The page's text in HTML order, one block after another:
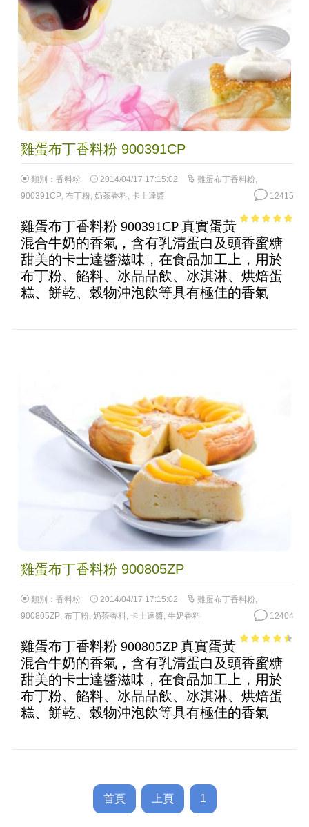
雞蛋布丁香料粉 900391CP
類別： 香料粉 2014/04/17 17:15:02 雞蛋布丁香料粉,
900391CP, 布丁粉, 奶茶香料, 卡士達醬 12415
5
雞蛋布丁香料粉 900391CP 真實蛋黃
混合牛奶的香氣，含有乳清蛋白及頭香蜜糖
甜美的卡士達醬滋味，在食品加工上，用於
布丁粉、餡料、冰品品飲、冰淇淋、烘焙蛋
糕、餅乾、穀物沖泡飲等具有極佳的香氣
雞蛋布丁香料粉 900805ZP
類別： 香料粉 2014/04/17 17:15:02 雞蛋布丁香料粉,
900805ZP, 布丁粉, 奶茶香料, 卡士達醬, 牛奶香料 12404
of 5
雞蛋布丁香料粉 900805ZP 真實蛋黃
混合牛奶的香氣，含有乳清蛋白及頭香蜜糖
甜美的卡士達醬滋味，在食品加工上，用於
布丁粉、餡料、冰品品飲、冰淇淋、烘焙蛋
糕、餅乾、穀物沖泡飲等具有極佳的香氣
首頁 上頁 1